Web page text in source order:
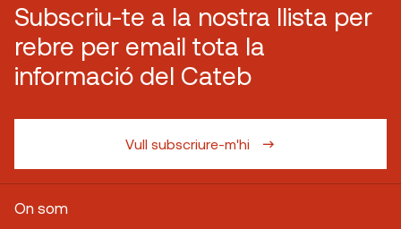
Subscriu-te a la nostra llista per
rebre per email tota la
informació del Cateb
Vull subscriure-m'hi
On som